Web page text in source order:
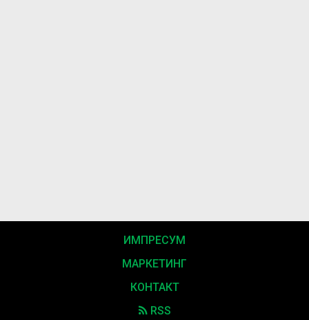
ИМПРЕСУМ
МАРКЕТИНГ
КОНТАКТ
RSS